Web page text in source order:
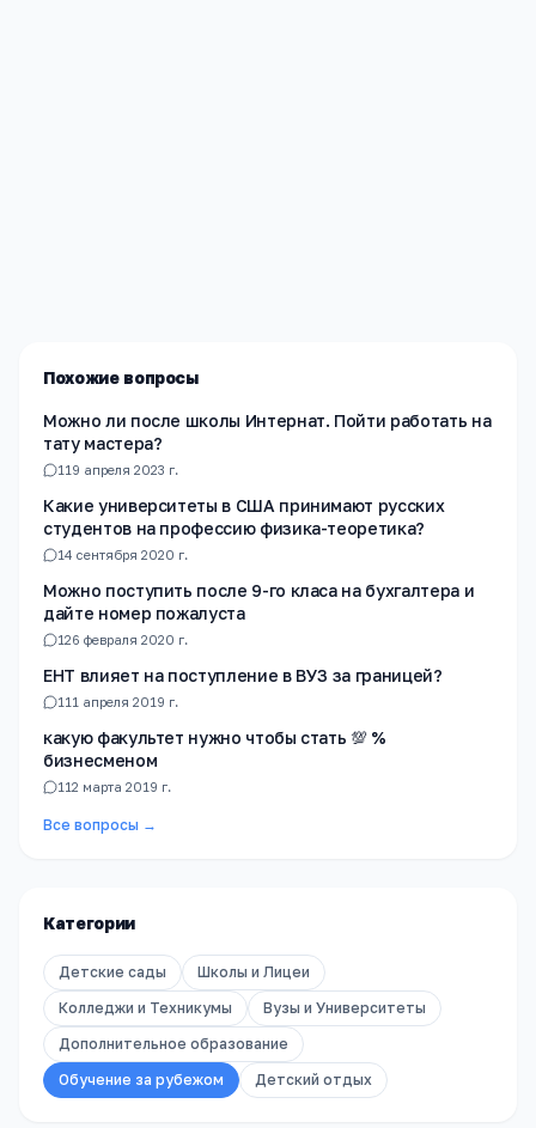
Похожие вопросы
Можно ли после школы Интернат. Пойти работать на
тату мастера?
1 19 апреля 2023 г.
Какие университеты в США принимают русских
студентов на профессию физика-теоретика?
14 сентября 2020 г.
Можно поступить после 9-го класа на бухгалтера и
дайте номер пожалуста
126 февраля 2020 г.
ЕНТ влияет на поступление в ВУЗ за границей?
1 11 апреля 2019 г.
какую факультет нужно чтобы стать 💯 %
бизнесменом
1 12 марта 2019 г.
Все вопросы →
Категории
Детские сады
Школы и Лицеи
Колледжи и Техникумы
Вузы и Университеты
Дополнительное образование
Обучение за рубежом
Детский отдых